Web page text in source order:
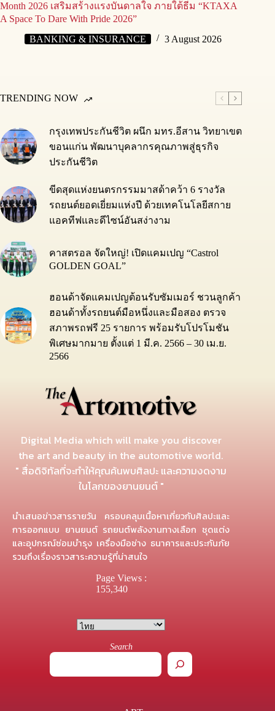
Month 2026 เสริมสร้างแรงบันดาลใจ ภายใต้ธีม “KTAXA
A Space To Dare With Pride 2026”
BANKING & INSURANCE
3 August 2026
TRENDING NOW
กรุงเทพประกันชีวิต ผนึก มทร.อีสาน วิทยาเขต
ขอนแก่น พัฒนาบุคลากรคุณภาพสู่ธุรกิจ
ประกันชีวิต
ขีดสุดแห่งยนตรกรรมมาสด้าคว้า 6 รางวัล
รถยนต์ยอดเยี่ยมแห่งปี ด้วยเทคโนโลยีสกาย
แอคทีฟและดีไซน์อันสง่างาม
คาสตรอล จัดใหญ่! เปิดแคมเปญ “Castrol
GOLDEN GOAL”
ฮอนด้าจัดแคมเปญต้อนรับซัมเมอร์ ชวนลูกค้า
ฮอนด้าทั้งรถยนต์มือหนึ่งและมือสอง ตรวจ
สภาพรถฟรี 25 รายการ พร้อมรับโปรโมชัน
พิเศษมากมาย ตั้งแต่ 1 มี.ค. 2566 – 30 เม.ย.
2566
Digital Media which will make you discover
the art and beauty in the automotive world.
" สื่อดิจิทัลที่จะทำให้คุณค้นพบศิลปะ และความงดงาม
ในโลกของยานยนต์ "
นำเสนอข่าวสารรายวัน ครอบคลุมเนื้อหาเกี่ยวกับศิลปะและ
การออกแบบ ยานยนต์ รถยนต์พลังงานทางเลือก ชุดแต่ง
และอุปกรณ์ซ่อมบำรุง เครื่องมือช่าง ธนาคารและประกันภัย
รวมถึงเรื่องราวสาระความรู้ที่น่าสนใจ
Page Views :
155,340
Search